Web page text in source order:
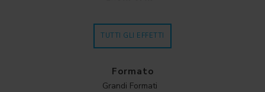
TUTTI GLI EFFETTI
Formato
Grandi Formati